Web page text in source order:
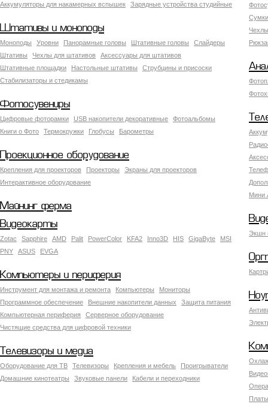
Аккумуляторы для накамерных вспышек
Зарядные устройства студийные
Штативы и моноподы
Моноподы Уровни Панорамные головы Штативные головы
Слайдеры
Штативы
Чехлы для штативов
Аксессуары для штативов
Штативные площадки
Настольные штативы
Струбцины и присоски
Стабилизаторы и стедикамы
Фотосувениры
Цифровые фоторамки USB накопители декоративные
Фотоальбомы
Книги о Фото
Термокружки Глобусы Барометры
Мини
Проекционное оборудование
Крепления для проекторов Проекторы
Экраны для проекторов
Интерактивное оборудование
Майнинг ферма
Экшн
Видеокарты
Zotac Sapphire AMD Palit PowerColor KFA2 Inno3D HIS GigaByte
MSI
PNY
ASUS EVGA
Компьютеры и периферия
Инструмент для монтажа и ремонта Компьютеры
Мониторы
Программное обеспечение
Внешние накопители данных
Защита питания
Компьютерная периферия
Серверное оборудование
Чистящие средства для цифровой техники
Телевизоры и медиа
Оборудование для ТВ Телевизоры Крепления и мебель
Проигрыватели
Домашние кинотеатры
Звуковые панели Кабели и переходники